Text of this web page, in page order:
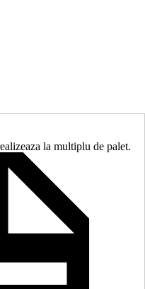
la multiplu de palet.